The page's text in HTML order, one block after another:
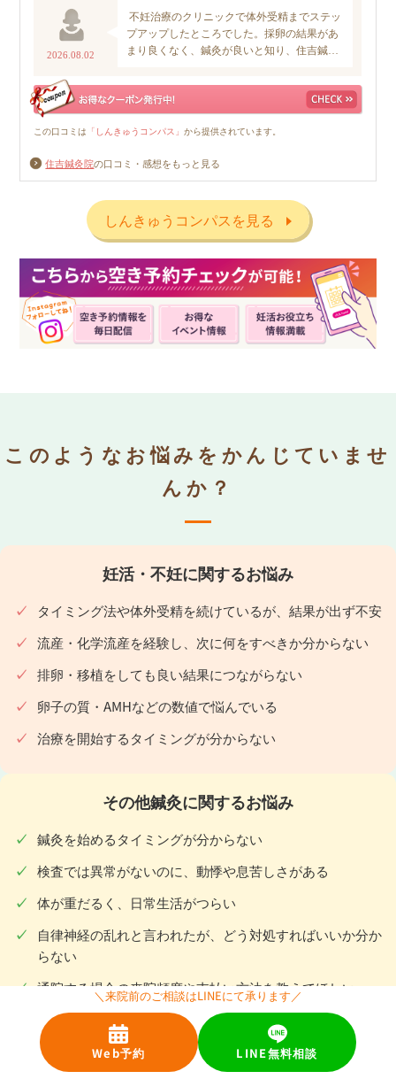
住吉鍼灸院の口コミ・感想をもっと見る
しんきゅうコンパスを見る
このようなお悩みをかんじていませ
んか？
妊活・不妊に関するお悩み
タイミング法や体外受精を続けているが、結果が出ず不安
流産・化学流産を経験し、次に何をすべきか分からない
排卵・移植をしても良い結果につながらない
卵子の質・AMHなどの数値で悩んでいる
治療を開始するタイミングが分からない
その他鍼灸に関するお悩み
鍼灸を始めるタイミングが分からない
検査では異常がないのに、動悸や息苦しさがある
体が重だるく、日常生活がつらい
自律神経の乱れと言われたが、どう対処すればいいか分か
らない
通院する場合の来院頻度や支払い方法を教えてほしい
今の状態について鍼灸が効果あるのか知りたい
＼来院前のご相談はLINEにて承ります／
Web予約 LINE無料相談